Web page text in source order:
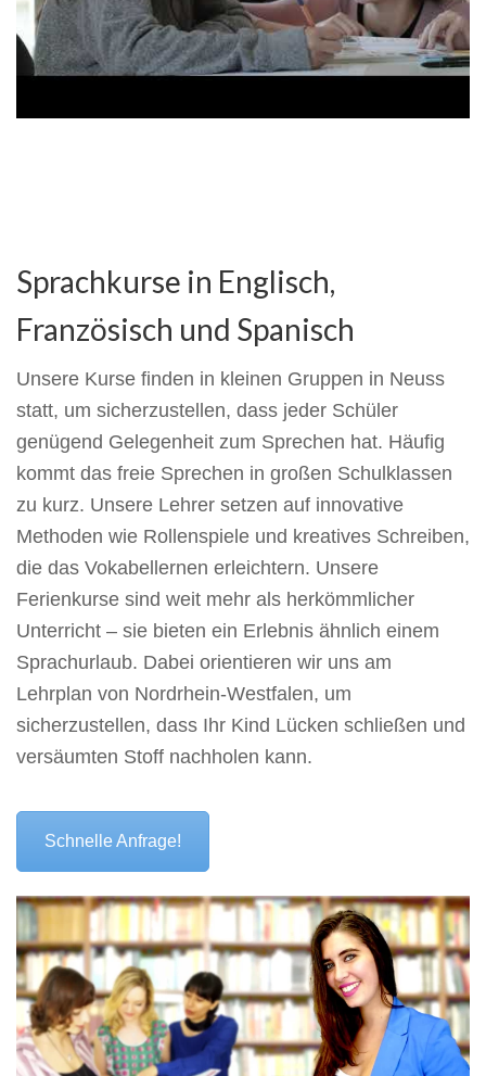
Sprachkurse in Englisch,
Französisch und Spanisch
Unsere Kurse finden in kleinen Gruppen in Neuss
statt, um sicherzustellen, dass jeder Schüler
genügend Gelegenheit zum Sprechen hat. Häufig
kommt das freie Sprechen in großen Schulklassen
zu kurz. Unsere Lehrer setzen auf innovative
Methoden wie Rollenspiele und kreatives Schreiben,
die das Vokabellernen erleichtern. Unsere
Ferienkurse sind weit mehr als herkömmlicher
Unterricht – sie bieten ein Erlebnis ähnlich einem
Sprachurlaub. Dabei orientieren wir uns am
Lehrplan von Nordrhein-Westfalen, um
sicherzustellen, dass Ihr Kind Lücken schließen und
versäumten Stoff nachholen kann.
Schnelle Anfrage!